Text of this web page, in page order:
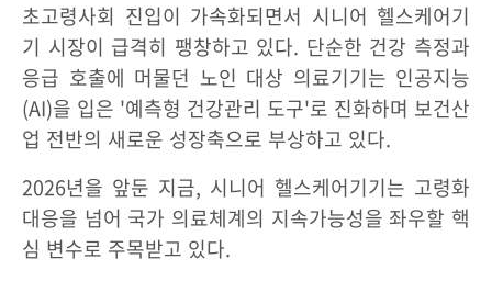
초고령사회 진입이 가속화되면서 시니어 헬스케어기
기 시장이 급격히 팽창하고 있다. 단순한 건강 측정과
응급 호출에 머물던 노인 대상 의료기기는 인공지능
(AI)을 입은 '예측형 건강관리 도구'로 진화하며 보건산
업 전반의 새로운 성장축으로 부상하고 있다.
2026년을 앞둔 지금, 시니어 헬스케어기기는 고령화
대응을 넘어 국가 의료체계의 지속가능성을 좌우할 핵
심 변수로 주목받고 있다.